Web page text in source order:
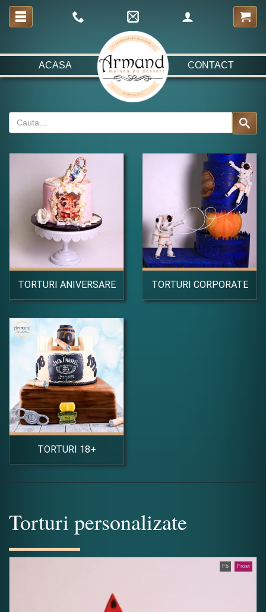
ACASA CONTACT
TORTURI ANIVERSARE TORTURI CORPORATE
TORTURI 18+
Torturi personalizate
Frost
Fb